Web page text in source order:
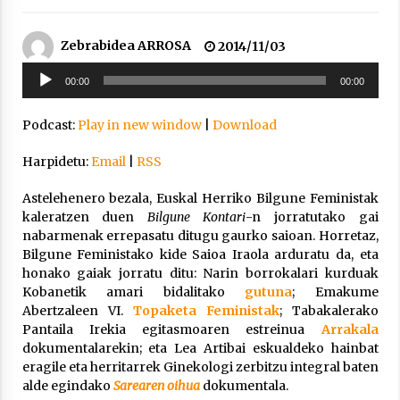
eta ondoren zer?
Arrosaren IX. Topaketak – Mila
esker guztioi!
2021/11/11
Zebrabidea ARROSA
2014/11/03
Soinu
erreproduzigailua
00:00 00:00
Podcast:Play in new window| Download
Harpidetu:Email| RSS
Astelehenero bezala, Euskal Herriko Bilgune Feministak
kaleratzen duen Bilgune Kontari-n jorratutako gai
nabarmenak errepasatu ditugu gaurko saioan. Horretaz,
Bilgune Feministako kide Saioa Iraola arduratu da, eta
honako gaiak jorratu ditu: Narin borrokalari kurduak
Kobanetik amari bidalitako gutuna; Emakume
Abertzaleen VI. Topaketa Feministak; Tabakalerako
Pantaila Irekia egitasmoaren estreinua Arrakala
dokumentalarekin; eta Lea Artibai eskualdeko hainbat
eragile eta herritarrek Ginekologi zerbitzu integral baten
alde egindako Sarearen oihuadokumentala.